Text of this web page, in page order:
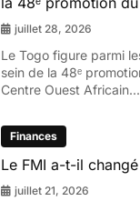
juillet 28, 2026
Le Togo figure parmi
sein de la 48ᵉ
Centre Ouest Africain...
Finances
Le FMI a-t-il
juillet 21, 2026